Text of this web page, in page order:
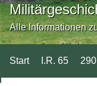
Alle Informationen
Start I.R. 65